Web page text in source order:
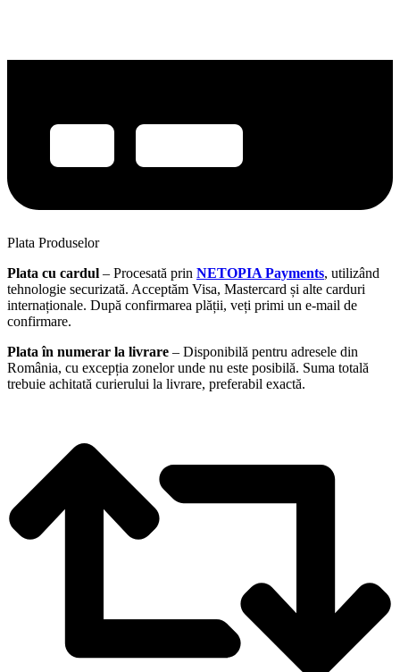
Plata Produselor
Plata cu cardul – Procesată prin NETOPIA Payments, utilizând
tehnologie securizată. Acceptăm Visa, Mastercard și alte carduri
internaționale. După confirmarea plății, veți primi un e-mail de
confirmare.
Plata în numerar la livrare – Disponibilă pentru adresele din
România, cu excepția zonelor unde nu este posibilă. Suma totală
trebuie achitată curierului la livrare, preferabil exactă.